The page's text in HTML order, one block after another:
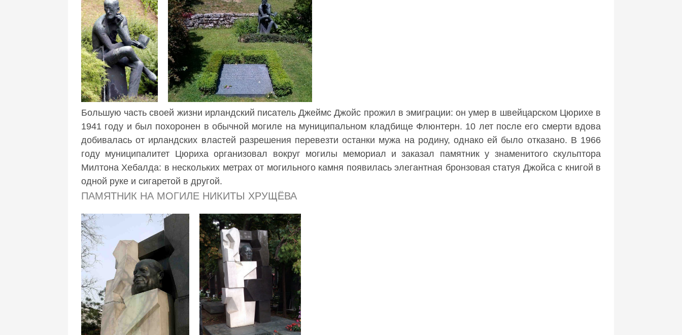
Большую часть своей жизни ирландский писатель Джеймс Джойс прожил в эмиграции: он умер в швейцарском Цюрихе в
1941 году и был похоронен в обычной могиле на муниципальном кладбище Флюнтерн. 10 лет после его смерти вдова
добивалась от ирландских властей разрешения перевезти останки мужа на родину, однако ей было отказано. В 1966
году муниципалитет Цюриха организовал вокруг могилы мемориал и заказал памятник у знаменитого скульптора
Милтона Хебалда: в нескольких метрах от могильного камня появилась элегантная бронзовая статуя Джойса с книгой в
одной руке и сигаретой в другой.
ПАМЯТНИК НА МОГИЛЕ НИКИТЫ ХРУЩЁВА